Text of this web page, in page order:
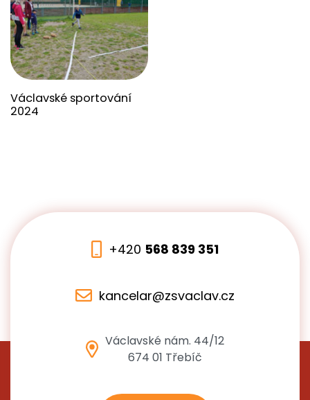
Václavské sportování
2024
+420 568 839 351
kancelar@zsvaclav.cz
Václavské nám. 44/12
674 01 Třebíč